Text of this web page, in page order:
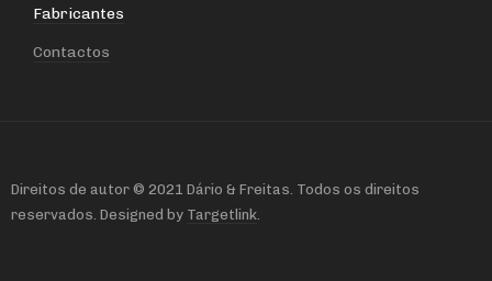
Fabricantes
Contactos
Direitos de autor © 2021 Dário & Freitas. Todos os direitos
reservados. Designed by Targetlink